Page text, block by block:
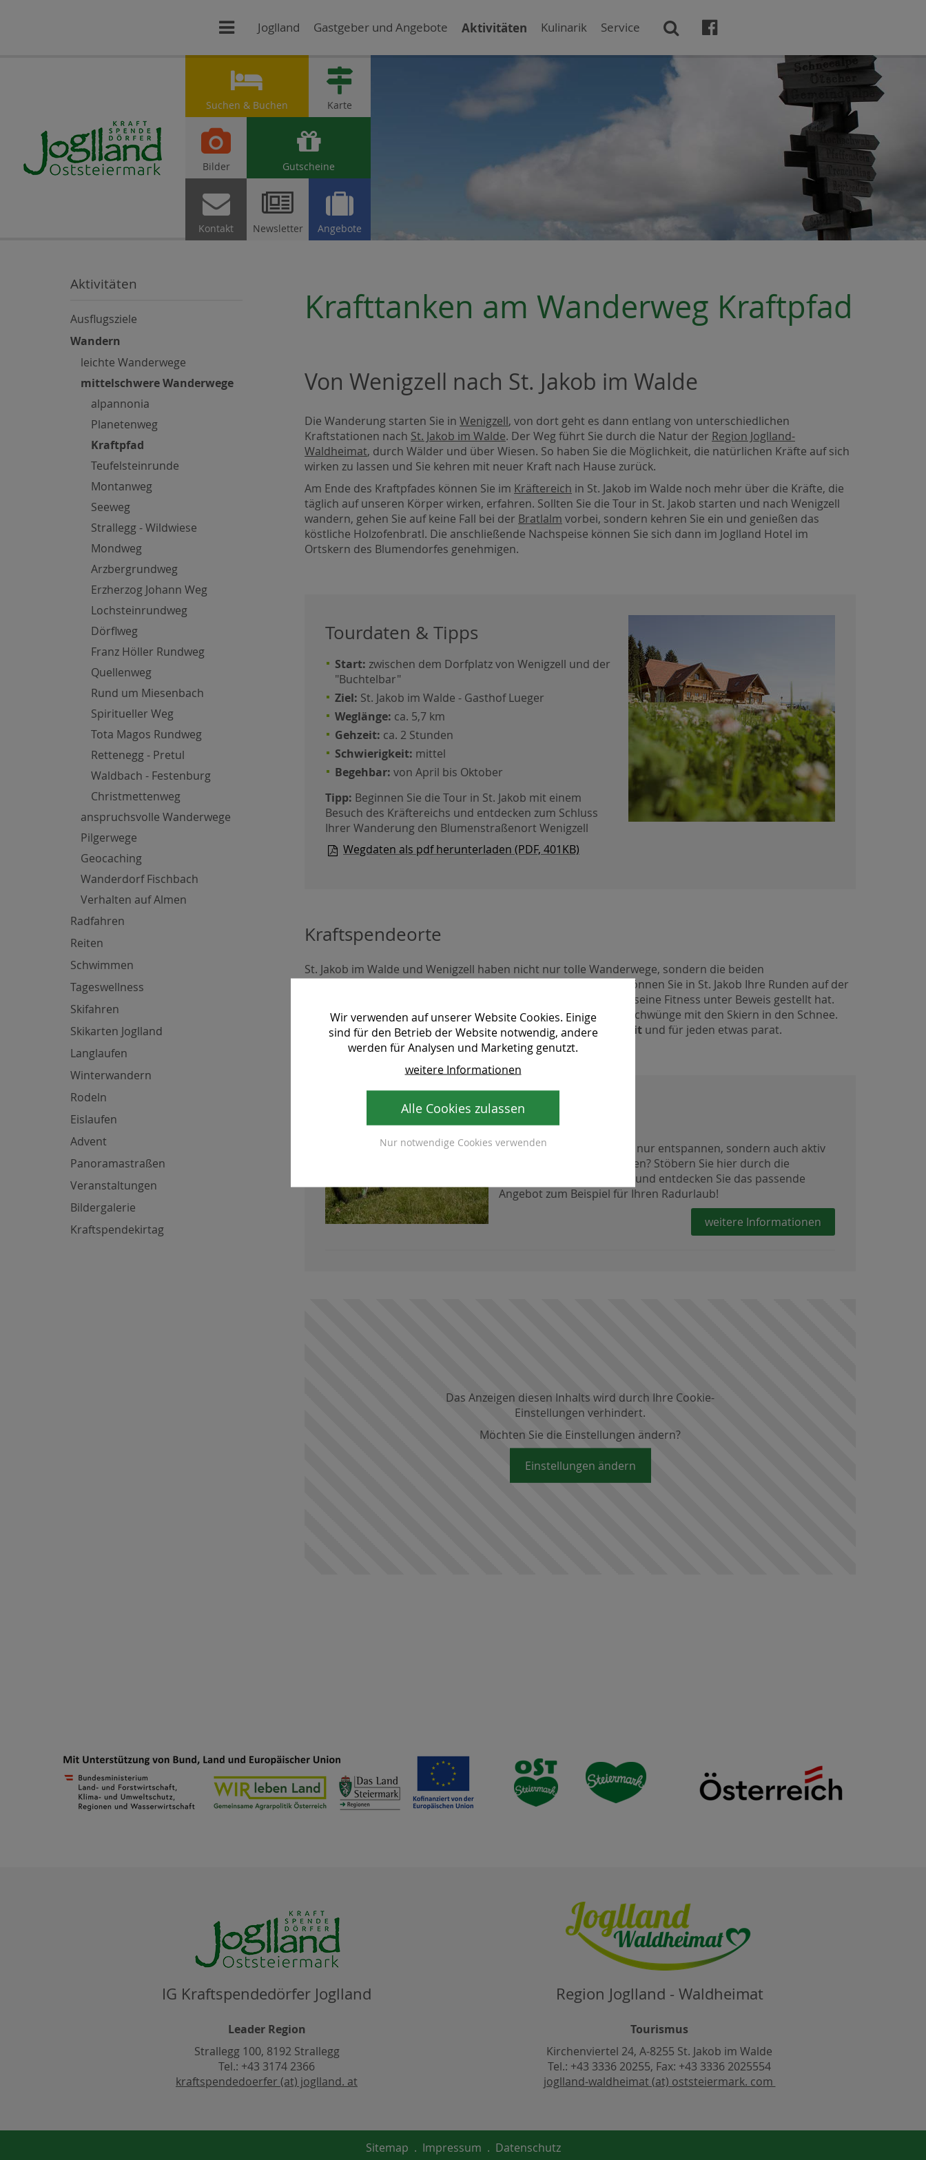

Suchen & Buchen

Karte

Bilder

Gutscheine

Kontakt

Newsletter

Angebote
Aktivitäten
Ausflugsziele
Wandern
leichte Wanderwege
mittelschwere Wanderwege
alpannonia
Planetenweg
Kraftpfad
Teufelsteinrunde
Montanweg
Seeweg
Strallegg - Wildwiese
Mondweg
Arzbergrundweg
Erzherzog Johann Weg
Lochsteinrundweg
Dörflweg
Franz Höller Rundweg
Quellenweg
Rund um Miesenbach
Spiritueller Weg
Tota Magos Rundweg
Rettenegg - Pretul
Waldbach - Festenburg
Christmettenweg
anspruchsvolle Wanderwege
Pilgerwege
Geocaching
Wanderdorf Fischbach
Verhalten auf Almen
Radfahren
Reiten
Schwimmen
Tageswellness
Skifahren
Skikarten Joglland
Langlaufen
Winterwandern
Rodeln
Eislaufen
Advent
Panoramastraßen
Veranstaltungen
Bildergalerie
Kraftspendekirtag
Krafttanken am Wanderweg Kraftpfad
Von Wenigzell nach St. Jakob im Walde
Die Wanderung starten Sie in Wenigzell, von dort geht es dann entlang von unterschiedlichen
Kraftstationen nach St. Jakob im Walde. Der Weg führt Sie durch die Natur der Region Joglland-
Waldheimat, durch Wälder und über Wiesen. So haben Sie die Möglichkeit, die natürlichen Kräfte auf sich
wirken zu lassen und Sie kehren mit neuer Kraft nach Hause zurück.
Am Ende des Kraftpfades können Sie im Kräftereich in St. Jakob im Walde noch mehr über die Kräfte, die
täglich auf unseren Körper wirken, erfahren. Sollten Sie die Tour in St. Jakob starten und nach Wenigzell
wandern, gehen Sie auf keine Fall bei der Bratlalm vorbei, sondern kehren Sie ein und genießen das
köstliche Holzofenbratl. Die anschließende Nachspeise können Sie sich dann im Joglland Hotel im
Ortskern des Blumendorfes genehmigen.
Tourdaten & Tipps
Start:zwischen dem Dorfplatz von Wenigzell und der
"Buchtelbar"
Ziel: St. Jakob im Walde - Gasthof Lueger
Weglänge: ca. 5,7 km
Gehzeit: ca. 2 Stunden
Schwierigkeit: mittel
Begehbar: von April bis Oktober
Tipp: Beginnen Sie die Tour in St. Jakob mit einem
Besuch des Kräftereichs und entdecken zum Schluss
Ihrer Wanderung den Blumenstraßenort Wenigzell
Wegdaten als pdf herunterladen (PDF, 401KB)
Kraftspendeorte
St. Jakob im Walde und Wenigzell haben nicht nur tolle Wanderwege, sondern die beiden
einiges zu bieten. So können Sie in St. Jakob Ihre Runden auf der
laufen, wo auch schon der ein oder andere Promi seine Fitness unter Beweis gestellt hat.
Oder Sie ziehen amFamilienschibergoder imSchneeland
Ihre Schwünge mit den Skiern in den Schnee.
Die Region Joglland - Waldheimat hält wirklich zu jederJahreszeit und für jeden etwas parat.
Aktivangebote
Sie wollen im Urlaub nicht nur entspannen, sondern auch aktiv
sein und die Natur genießen? Stöbern Sie hier durch die
Aktivangebote der Region und entdecken Sie das passende
Angebot zum Beispiel für Ihren Radurlaub!
weitere Informationen
Das Anzeigen diesen Inhalts wird durch Ihre Cookie-
Einstellungen verhindert.
Möchten Sie die Einstellungen ändern?
Einstellungen ändern
IG Kraftspendedörfer Joglland
Leader Region
Strallegg 100, 8192 Strallegg
Tel.: +43 3174 2366
kraftspendedoerfer (at) joglland. at
Region Joglland - Waldheimat
Tourismus
Kirchenviertel 24, A-8255 St. Jakob im Walde
Tel.: +43 3336 20255, Fax: +43 3336 2025554
joglland-waldheimat (at) oststeiermark. com
Sitemap . Impressum . Datenschutz
 Joglland Gastgeber und Angebote Aktivitäten Kulinarik Service  
Wir verwenden auf unserer Website Cookies. Einige
sind für den Betrieb der Website notwendig, andere
werden für Analysen und Marketing genutzt.
weitere Informationen
Alle Cookies zulassen
Nur notwendige Cookies verwenden